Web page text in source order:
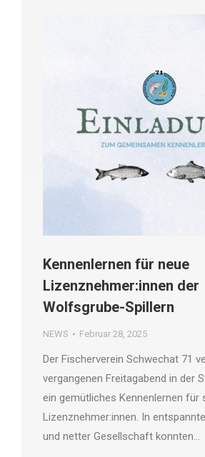
Kennenlernen für neue
Lizenznehmer:innen der
Wolfsgrube-Spillern
NEWS Februar 28, 2025
Der Fischerverein Schwechat 71
vergangenen Freitagabend in der
ein gemütliches Kennenlernen für
Lizenznehmer:innen. In
und netter Gesellschaft konnten…